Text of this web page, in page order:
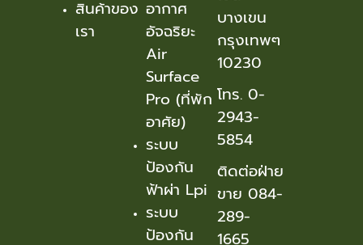
สินค้าของ
เรา
อากาศ
อัจฉริยะ
Air
Surface
Pro (ที่พัก
อาศัย)
ระบบ
ป้องกัน
ฟ้าผ่า Lpi
ระบบ
ป้องกัน
บางเขน
กรุงเทพๆ
10230
โทร. 0-
2943-
5854
ติดต่อฝ่าย
ขาย 084-
289-
1665